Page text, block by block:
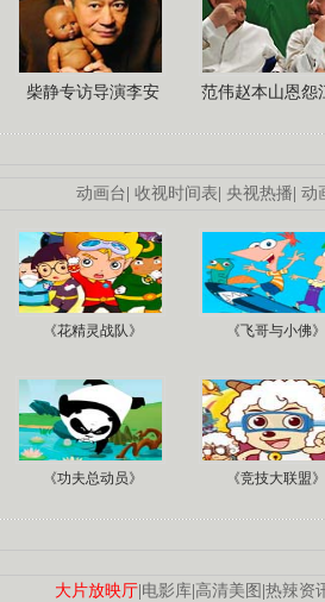
柴静专访导演李安 范伟赵本山恩怨
动画台 收视时间表 央视热播 动
《花精灵战队》 《飞哥与小佛》
《功夫总动员》 《竞技大联盟》
大片放映厅 电影库 高清美图 热辣资